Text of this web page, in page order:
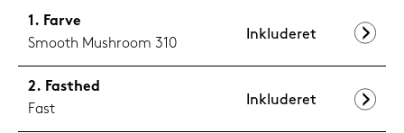
Farve
Smooth Mushroom 310
Inkluderet
Fasthed
Fast
Inkluderet